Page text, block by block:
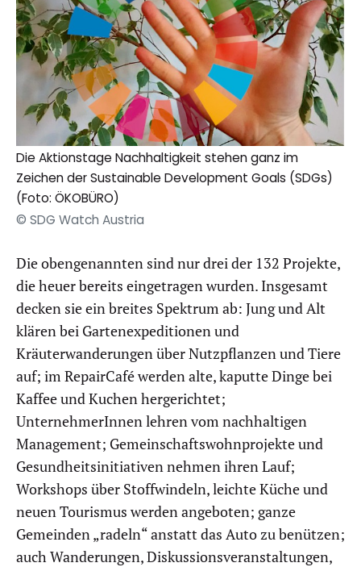
Die Aktionstage Nachhaltigkeit stehen ganz im
Zeichen der Sustainable Development Goals (SDGs)
(Foto: ÖKOBÜRO)
© SDG Watch Austria
Die obengenannten sind nur drei der 132 Projekte,
die heuer bereits eingetragen wurden. Insgesamt
decken sie ein breites Spektrum ab: Jung und Alt
klären bei Gartenexpeditionen und
Kräuterwanderungen über Nutzpflanzen und Tiere
auf; im RepairCafé werden alte, kaputte Dinge bei
Kaffee und Kuchen hergerichtet;
UnternehmerInnen lehren vom nachhaltigen
Management; Gemeinschaftswohnprojekte und
Gesundheitsinitiativen nehmen ihren Lauf;
Workshops über Stoffwindeln, leichte Küche und
neuen Tourismus werden angeboten; ganze
Gemeinden „radeln“ anstatt das Auto zu benützen;
auch Wanderungen, Diskussionsveranstaltungen,